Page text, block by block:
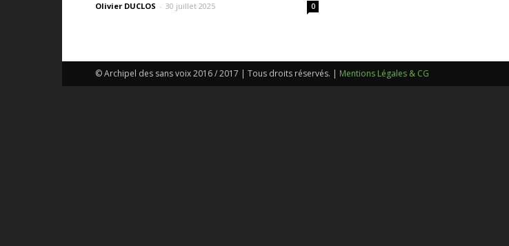
Olivier DUCLOS - 30 juillet 2025 0
© Archipel des sans voix 2016 / 2017 | Tous droits réservés. | Mentions Légales & CG